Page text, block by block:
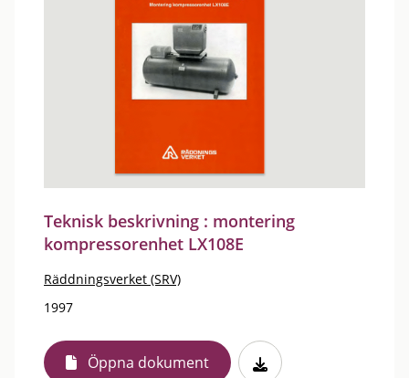
Teknisk beskrivning : montering
kompressorenhet LX108E
Räddningsverket (SRV)
1997
Öppna dokument